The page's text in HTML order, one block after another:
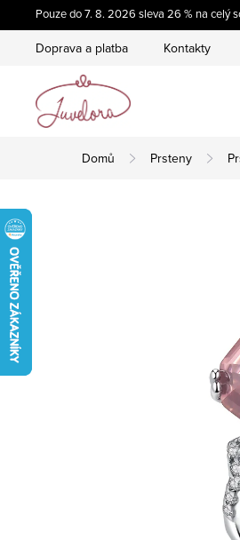
na
Pouze do 7. 8. 2026 sleva 26 % na celý
Doprava a platba Kontakty
Domů Prsteny